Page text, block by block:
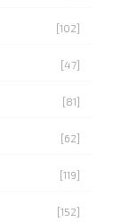
[102]
[47]
[81]
[62]
[119]
[152]